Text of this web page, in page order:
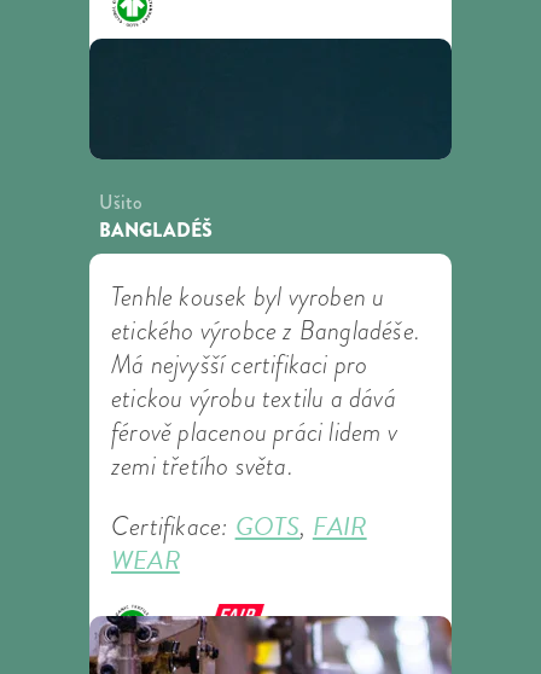
Ušito
BANGLADÉŠ
Tenhle kousek byl vyroben u
etického výrobce z Bangladéše.
Má nejvyšší certifikaci pro
etickou výrobu textilu a dává
férově placenou práci lidem v
zemi třetího světa.
Certifikace: GOTS, FAIR
WEAR